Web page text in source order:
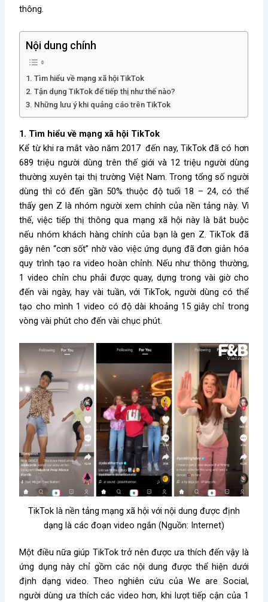
thông.
Nội dung chính
1. Tìm hiểu về mạng xã hội TikTok
2. Tận dụng TikTok để tiếp thị như thế nào?
3. Những lưu ý khi quảng cáo trên TikTok
1. Tìm hiểu về mạng xã hội TikTok
Kể từ khi ra mắt vào năm 2017 đến nay, TikTok đã có hơn
689 triệu người dùng trên thế giới và 12 triệu người dùng
thường xuyên tại thị trường Việt Nam. Trong tổng số người
dùng thì có đến gần 50% thuộc độ tuổi 18 – 24, có thể
thấy gen Z là nhóm người xem chính của nền tảng này. Vì
thế, việc tiếp thị thông qua mạng xã hội này là bắt buộc
nếu nhóm khách hàng chính của bạn là gen Z. TikTok đã
gây nên “cơn sốt” nhờ vào việc ứng dụng đã đơn giản hóa
quy trình tạo ra video hoàn chỉnh. Nếu như thông thường,
1 video chỉn chu phải được quay, dựng trong vài giờ cho
đến vài ngày, hay vài tuần, với TikTok, người dùng có thể
tạo cho mình 1 video có độ dài khoảng 15 giây chỉ trong
vòng vài phút cho đến vài chục phút.
TikTok là nền tảng mạng xã hội với nội dung được định
dạng là các đoạn video ngắn (Nguồn: Internet)
Một điều nữa giúp TikTok trở nên được ưa thích đến vậy là
ứng dụng này chỉ gồm các nội dung được thể hiện dưới
định dạng video. Theo nghiên cứu của We are Social,
người dùng ưa thích các video hơn, khi lượt tiếp cận của 1